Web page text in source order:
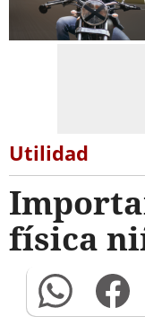
Utilidad
física